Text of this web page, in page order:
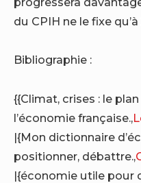
du CPIH ne le fixe qu’à
Bibliographie :
{{Climat, crises : le
l’économie française.,
|{Mon dictionnaire
positionner, débattre.,
|{économie utile pour